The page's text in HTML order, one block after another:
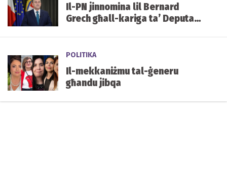
Il-PN jinnomina lil Bernard
Grech għall-kariga ta’ Deputat
POLITIKA
Il-mekkaniżmu tal-ġeneru
għandu jibqa